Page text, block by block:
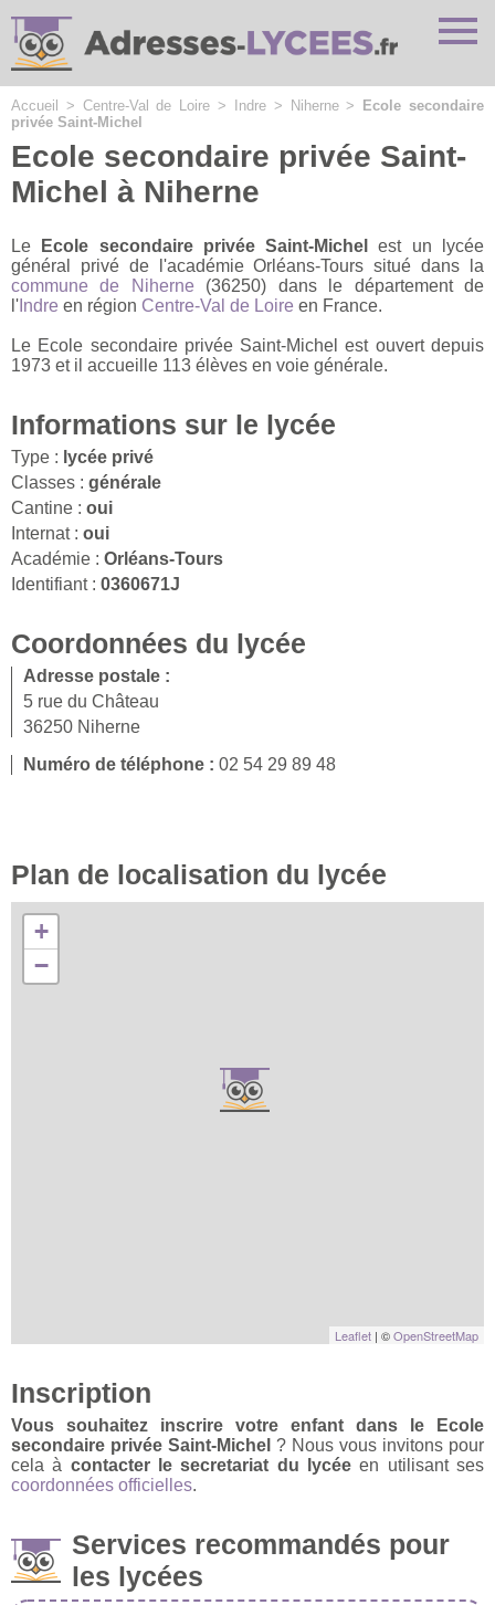
Accueil > Centre-Val de Loire > Indre> Niherne> Ecole secondaire
privée Saint-Michel
Ecole secondaire privée Saint-
Michel à Niherne
Le Ecole secondaire privée Saint-Michel
est un lycée
général privé de l'académie Orléans-Tours situé dans la
commune de Niherne (36250) dans le département de
l' Indre en région Centre-Val de Loire en France.
Le Ecole secondaire privée Saint-Michel est ouvert depuis
1973 et il accueille 113 élèves en voie générale.
Informations sur le lycée
Type : lycée privé
Classes : générale
Cantine : oui
Internat : oui
Académie : Orléans-Tours
Identifiant : 0360671J
Coordonnées du lycée
Adresse postale :
5 rue du Château
36250 Niherne
Numéro de téléphone : 02 54 29 89 48
Plan de localisation du lycée
+
−
Leaflet | ©OpenStreetMap
Inscription
Vous souhaitez inscrire votre enfant dans le Ecole
secondaire privée Saint-Michel ? Nous vous invitons pour
cela à contacter le secretariat du lycée en utilisant ses
coordonnées officielles.
Services recommandés pour
les lycées